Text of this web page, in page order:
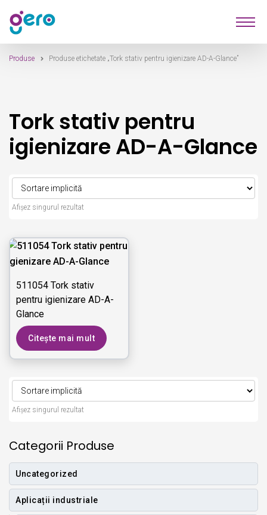
Sari
la
navigare
Sari
la
conținut
Produse
Contact
Produse Produse etichetate „Tork stativ pentru igienizare AD-A-Glance”
Tork stativ pentru
igienizare AD-A-Glance
Afișez singurul rezultat
511054 Tork stativ
pentru igienizare AD-A-
Glance
Citește mai mult
Afișez singurul rezultat
Categorii Produse
Uncategorized
Aplicații industriale